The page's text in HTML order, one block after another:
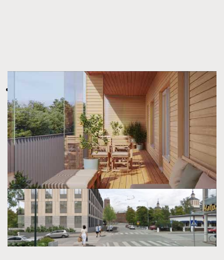
Bostads Ab ConcordiaParkeni Jakobstad väntar på
godkännande av planändring. Intresset har varit väldigt
stort och förhandsreserveringar överstiger redan antalet
lägenheter som kommer att säljas.